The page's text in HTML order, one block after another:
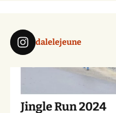
dalelejeune